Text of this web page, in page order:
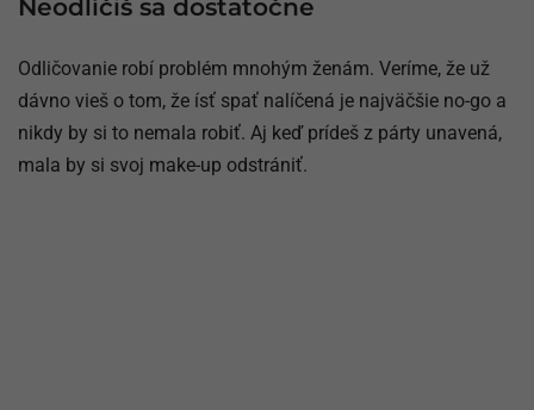
Neodlíčiš sa dostatočne
Odličovanie robí problém mnohým ženám. Veríme, že už
dávno vieš o tom, že ísť spať nalíčená je najväčšie no-go a
nikdy by si to nemala robiť. Aj keď prídeš z párty unavená,
mala by si svoj make-up odstrániť.